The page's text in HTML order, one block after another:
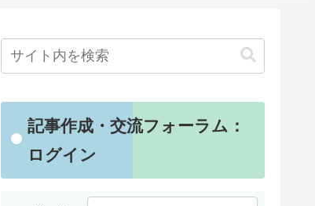
記事作成・交流フォーラム：
ログイン